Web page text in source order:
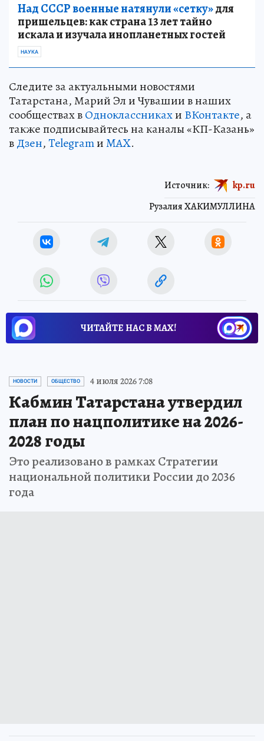
Над СССР военные натянули «сетку»для
пришельцев: как страна 13 лет тайно
искала и изучала инопланетных гостей
НАУКА
Следите за актуальными новостями
Татарстана, Марий Эл и Чувашии в наших
сообществах вОдноклассникахи ВКонтакте, а
также подписывайтесь на каналы «КП-Казань»
вДзен,TelegramиMAX.
Рузалия ХАКИМУЛЛИНА
Источник: kp.ru
ЧИТАЙТЕ НАС В МАХ!
НОВОСТИ ОБЩЕСТВО 4 июля 2026 7:08
Кабмин Татарстана утвердил
план по нацполитике на 2026-
2028 годы
Это реализовано в рамках Стратегии
национальной политики России до 2036
года